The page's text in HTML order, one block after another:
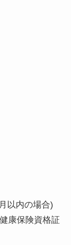
以内の場合)
康保険資格証